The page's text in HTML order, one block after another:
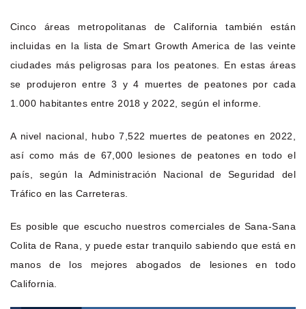
Cinco áreas metropolitanas de California también están
incluidas en la lista de Smart Growth America de las veinte
ciudades más peligrosas para los peatones. En estas áreas
se produjeron entre 3 y 4 muertes de peatones por cada
1.000 habitantes entre 2018 y 2022, según el informe.
A nivel nacional, hubo 7,522 muertes de peatones en 2022,
así como más de 67,000 lesiones de peatones en todo el
país, según la Administración Nacional de Seguridad del
Tráfico en las Carreteras.
Es posible que escucho nuestros comerciales de Sana-Sana
Colita de Rana, y puede estar tranquilo sabiendo que está en
manos de los mejores abogados de lesiones en todo
California.